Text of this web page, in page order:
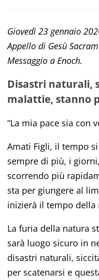
Giovedì 23 gennaio
Appello di Gesù
Messaggio a Enoch.
Disastri naturali,
malattie, stanno
“La mia pace sia con
Amati Figli, il tempo
sempre di più, i
scorrendo più
sta per giungere al
inizierà il tempo della
La furia della natura
sarà luogo sicuro in
disastri naturali,
per scatenarsi e